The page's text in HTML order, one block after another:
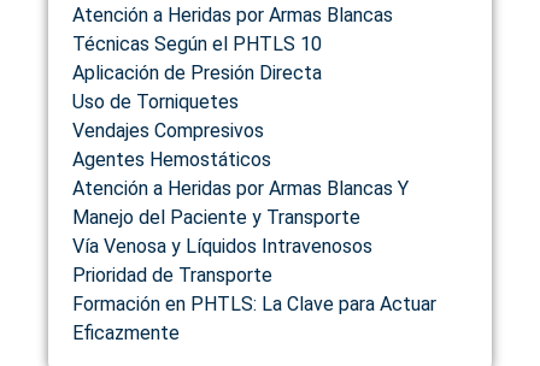
Atención a Heridas por Armas Blancas
Técnicas Según el PHTLS 10
Aplicación de Presión Directa
Uso de Torniquetes
Vendajes Compresivos
Agentes Hemostáticos
Atención a Heridas por Armas Blancas Y
Manejo del Paciente y Transporte
Vía Venosa y Líquidos Intravenosos
Prioridad de Transporte
Formación en PHTLS: La Clave para Actuar
Eficazmente